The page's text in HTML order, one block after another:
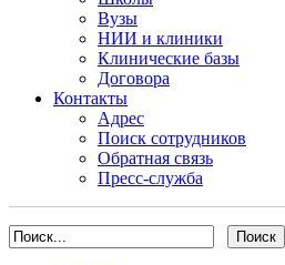
Вузы
НИИ и клиники
Клинические базы
Договора
Контакты
Адрес
Поиск сотрудников
Обратная связь
Пресс-служба